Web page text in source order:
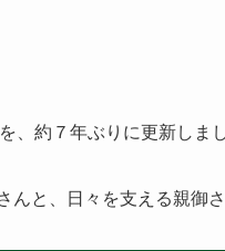
、約７年ぶりに更新しま
んと、日々を支える親御